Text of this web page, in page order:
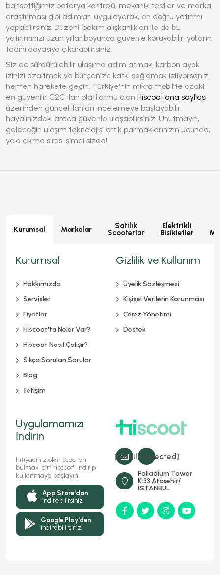
bahsettiğimiz batarya kontrolü, mekanik testler ve marka
araştırması gibi adımları uygulayarak, en doğru yatırımı
yapabilirsiniz. Düzenli bakım alışkanlıkları ile de bu
yatırımınızı uzun yıllar boyunca güvenle koruyabilir, yolların
tadını doyasıya çıkarabilirsiniz.
Siz de sürdürülebilir ulaşıma adım atmak, karbon ayak
izinizi azaltmak ve bütçenize katkı sağlamak istiyorsanız,
hemen harekete geçin. Türkiye'nin mikro mobilite odaklı
en güvenilir C2C ilan platformu olan Hiscoot ana sayfası
üzerinden güncel ilanları incelemeye başlayabilir,
hayalinizdeki araca güvenle ulaşabilirsiniz. Unutmayın,
geleceğin ulaşım teknolojisi artık parmaklarınızın ucunda;
yola çıkma sırası şimdi sizde!
Kurumsal Markalar
Satılık
Scooterlar
Elektrikli
Bisikletler
[email protected]
Palladium Tower
K:33 Ataşehir/
İSTANBUL
Kurumsal
Hakkımızda
Servisler
Fiyatlar
Hiscoot'ta Neler Var?
Hiscoot Nasıl Çalışır?
Sıkça Sorulan Sorular
Blog
İletişim
Gizlilik ve Kullanım
Üyelik Sözleşmesi
Kişisel Verilerin Korunması
Çerez Yönetimi
Destek
Uygulamamızı
İndirin
İhtiyacınız olan scooteri
bulmak için hiscoot'ı indirip
kullanmaya başlayın.
App Store'dan
indirebilirsiniz.
Google Play'den
indirebilirsiniz.